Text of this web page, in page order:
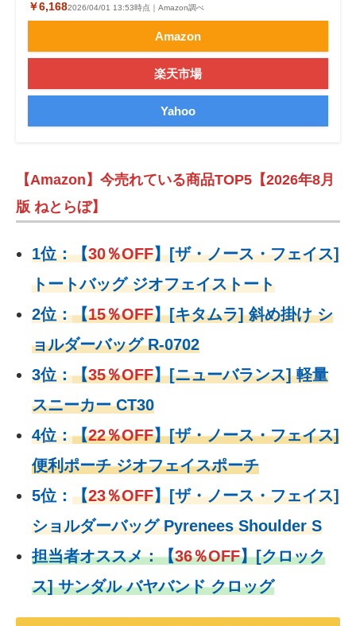
￥6,1682026/04/01 13:53時点｜Amazon調べ
Amazon
楽天市場
Yahoo
【Amazon】今売れている商品TOP5【2026年8月
版 ねとらぼ】
1位：【30％OFF】[ザ・ノース・フェイス]
トートバッグ ジオフェイストート
2位：【15％OFF】[キタムラ] 斜め掛け シ
ョルダーバッグ R-0702
3位：【35％OFF】[ニューバランス] 軽量
スニーカー CT30
4位：【22％OFF】[ザ・ノース・フェイス]
便利ポーチ ジオフェイスポーチ
5位： 【23％OFF】[ザ・ノース・フェイス]
ショルダーバッグ Pyrenees Shoulder S
担当者オススメ：【36％OFF】[クロック
ス] サンダル バヤバンド クロッグ